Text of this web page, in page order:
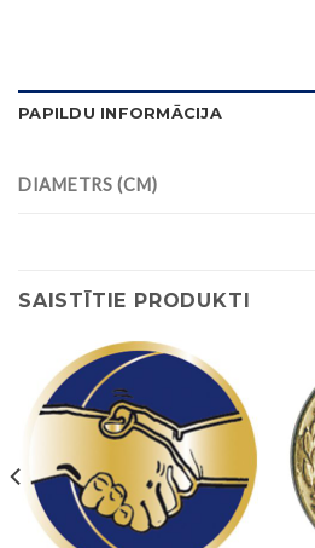
PAPILDU INFORMĀCIJA
DIAMETRS (CM)
SAISTĪTIE PRODUKTI